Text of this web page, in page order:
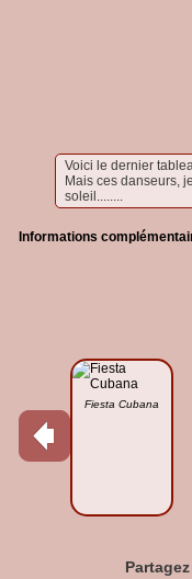
Voici le dernier
Mais ces danseurs,
soleil........
Informations
Fiesta Cubana